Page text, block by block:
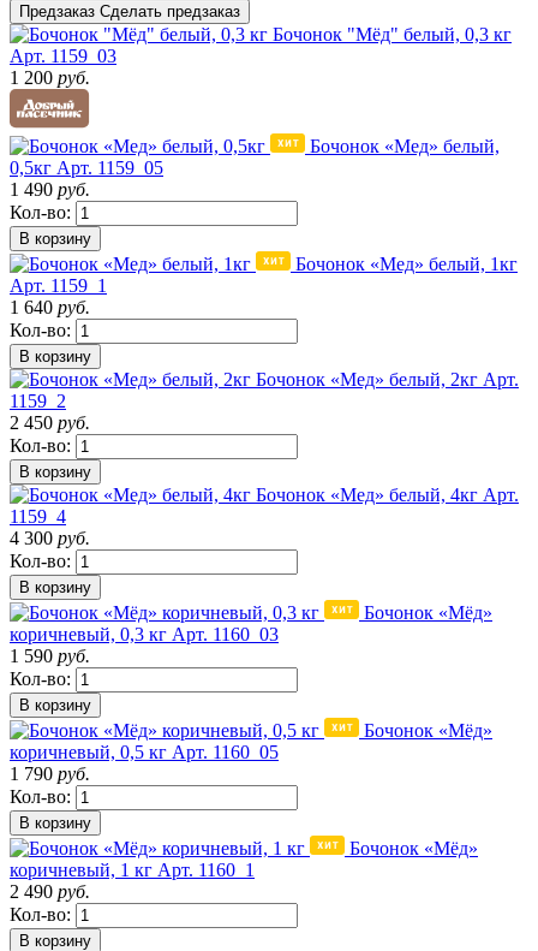
Предзаказ Сделать предзаказ
Бочонок "Мёд" белый, 0,3 кг
Арт. 1159_03
1 200 руб.
Бочонок «Мед» белый,
0,5кг Арт. 1159_05
1 490 руб.
Кол-во:
В корзину
Бочонок «Мед» белый, 1кг
Арт. 1159_1
1 640 руб.
Кол-во:
В корзину
Бочонок «Мед» белый, 2кг Арт.
1159_2
2 450 руб.
Кол-во:
В корзину
Бочонок «Мед» белый, 4кг Арт.
1159_4
4 300 руб.
Кол-во:
В корзину
Бочонок «Мёд»
коричневый, 0,3 кг Арт. 1160_03
1 590 руб.
Кол-во:
В корзину
Бочонок «Мёд»
коричневый, 0,5 кг Арт. 1160_05
1 790 руб.
Кол-во:
В корзину
Бочонок «Мёд»
коричневый, 1 кг Арт. 1160_1
2 490 руб.
Кол-во:
В корзину